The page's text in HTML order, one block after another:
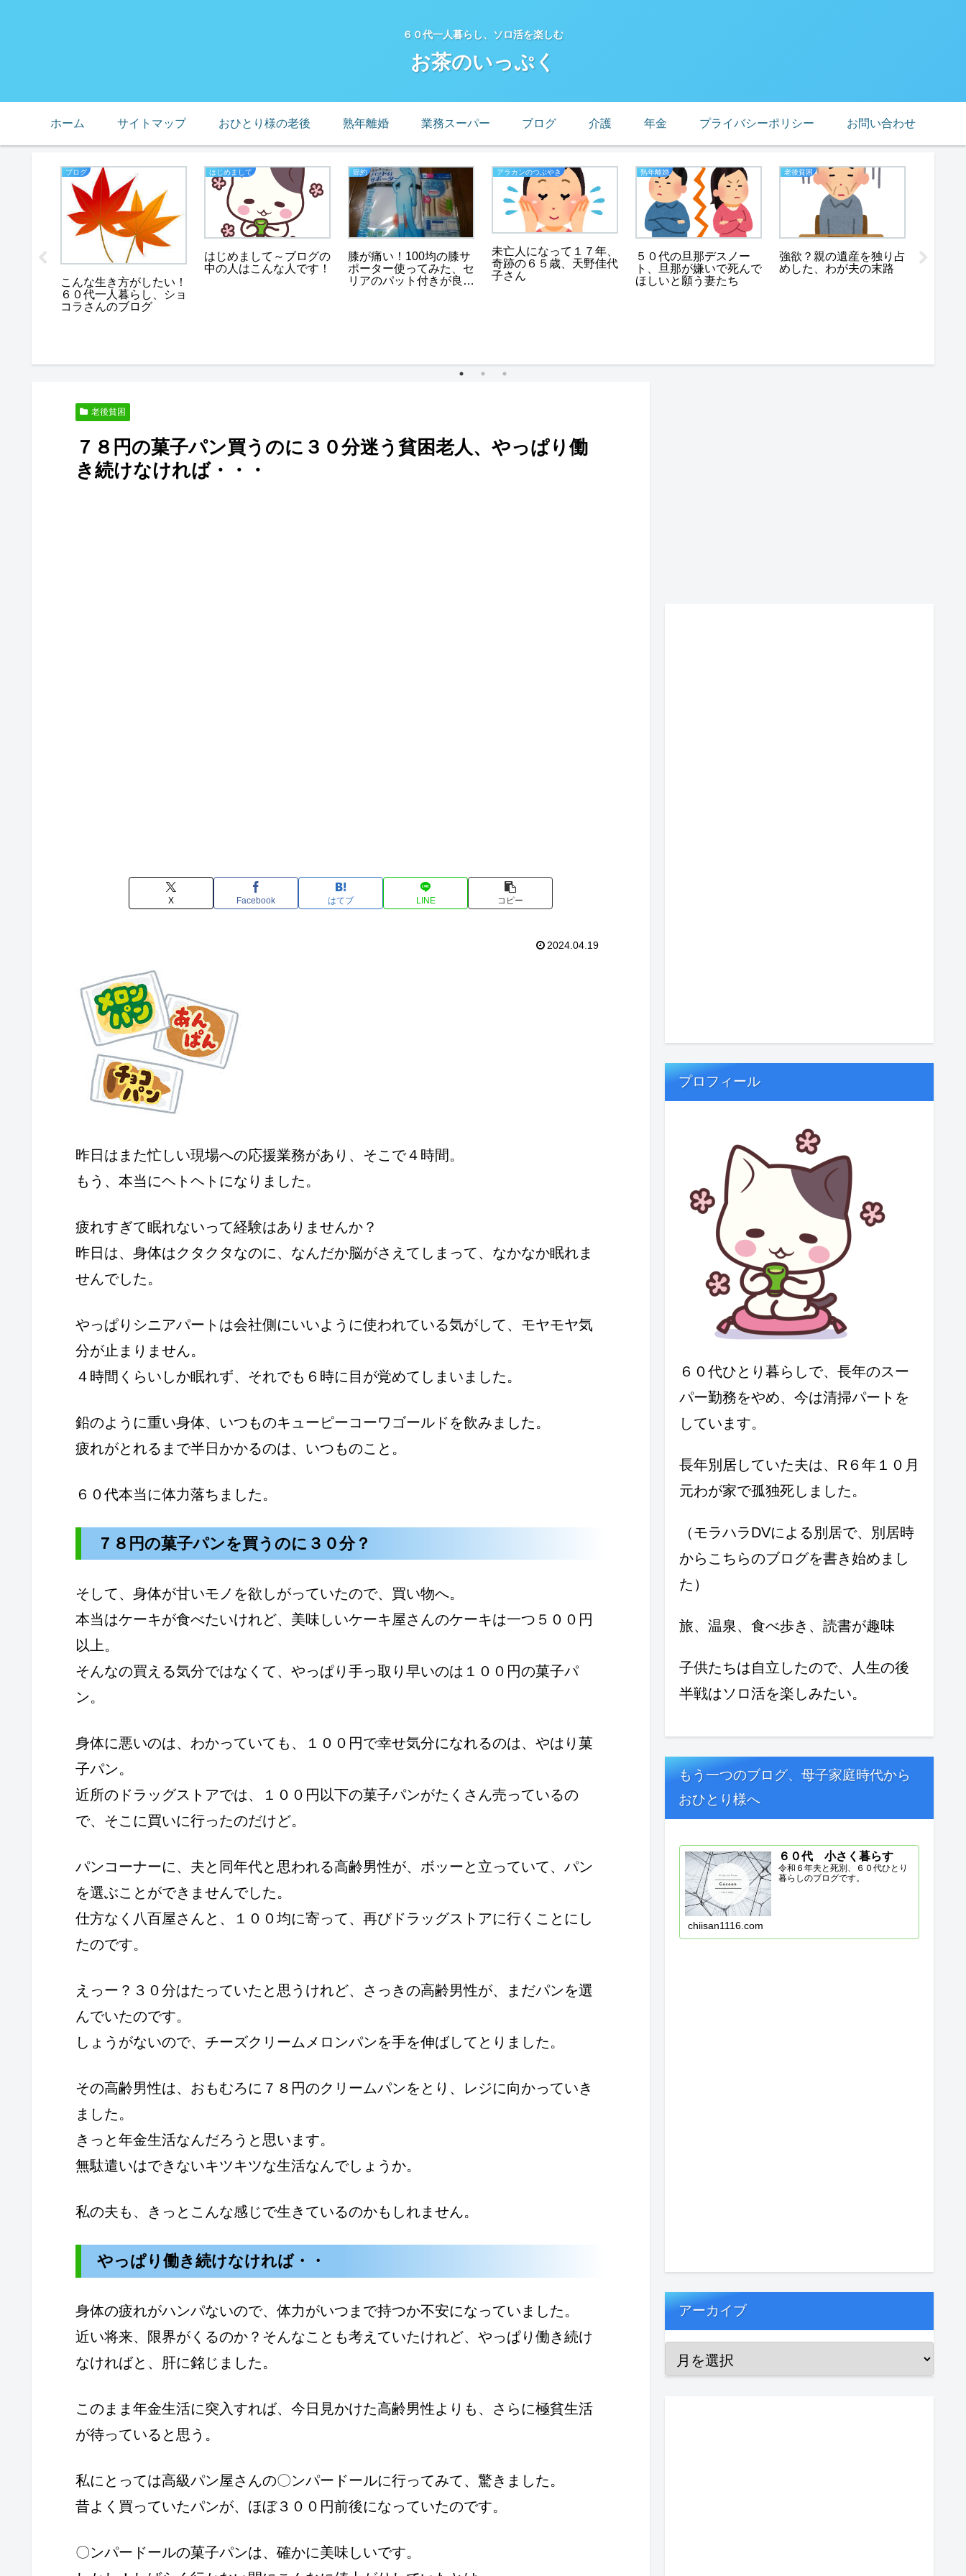
６０代一人暮らし、ソロ活を楽しむ
お茶のいっぷく
ホーム サイトマップ おひとり様の老後 熟年離婚 業務スーパー ブログ 介護 年金 プライバシーポリシー お問い合わせ
ブログ
こんな生き方がしたい！
６０代一人暮らし、ショ
コラさんのブログ
はじめまして
はじめまして～ブログの
中の人はこんな人です！
節約
膝が痛い！100均の膝サ
ポーター使ってみた、セ
リアのパット付きが良
アラカンのつぶやき
未亡人になって１７年、
奇跡の６５歳、天野佳代
子さん
熟年離婚
５０代の旦那デスノー
ト、旦那が嫌いで死んで
ほしいと願う妻たち
老後貧困
強欲？親の遺産を独り占
めした、わが夫の末路
老後貧困
７８円の菓子パン買うのに３０分迷う貧困老人、やっぱり働
き続けなければ・・・
X Facebook はてブ LINE コピー
2024.04.19
昨日はまた忙しい現場への応援業務があり、そこで４時間。
もう、本当にヘトヘトになりました。
疲れすぎて眠れないって経験はありませんか？
昨日は、身体はクタクタなのに、なんだか脳がさえてしまって、なかなか眠れま
せんでした。
やっぱりシニアパートは会社側にいいように使われている気がして、モヤモヤ気
分が止まりません。
４時間くらいしか眠れず、それでも６時に目が覚めてしまいました。
鉛のように重い身体、いつものキューピーコーワゴールドを飲みました。
疲れがとれるまで半日かかるのは、いつものこと。
６０代本当に体力落ちました。
７８円の菓子パンを買うのに３０分？
そして、身体が甘いモノを欲しがっていたので、買い物へ。
本当はケーキが食べたいけれど、美味しいケーキ屋さんのケーキは一つ５００円
以上。
そんなの買える気分ではなくて、やっぱり手っ取り早いのは１００円の菓子パ
ン。
身体に悪いのは、わかっていても、１００円で幸せ気分になれるのは、やはり菓
子パン。
近所のドラッグストアでは、１００円以下の菓子パンがたくさん売っているの
で、そこに買いに行ったのだけど。
パンコーナーに、夫と同年代と思われる高齢男性が、ボッーと立っていて、パン
を選ぶことができませんでした。
仕方なく八百屋さんと、１００均に寄って、再びドラッグストアに行くことにし
たのです。
えっー？３０分はたっていたと思うけれど、さっきの高齢男性が、まだパンを選
んでいたのです。
しょうがないので、チーズクリームメロンパンを手を伸ばしてとりました。
その高齢男性は、おもむろに７８円のクリームパンをとり、レジに向かっていき
ました。
きっと年金生活なんだろうと思います。
無駄遣いはできないキツキツな生活なんでしょうか。
私の夫も、きっとこんな感じで生きているのかもしれません。
やっぱり働き続けなければ・・
身体の疲れがハンパないので、体力がいつまで持つか不安になっていました。
近い将来、限界がくるのか？そんなことも考えていたけれど、やっぱり働き続け
なければと、肝に銘じました。
このまま年金生活に突入すれば、今日見かけた高齢男性よりも、さらに極貧生活
が待っていると思う。
私にとっては高級パン屋さんの〇ンパードールに行ってみて、驚きました。
昔よく買っていたパンが、ほぼ３００円前後になっていたのです。
〇ンパードールの菓子パンは、確かに美味しいです。
プロフィール
６０代ひとり暮らしで、長年のスー
パー勤務をやめ、今は清掃パートを
しています。
長年別居していた夫は、R６年１０月
元わが家で孤独死しました。
（モラハラDVによる別居で、別居時
からこちらのブログを書き始めまし
た）
旅、温泉、食べ歩き、読書が趣味
子供たちは自立したので、人生の後
半戦はソロ活を楽しみたい。
もう一つのブログ、母子家庭時代から
おひとり様へ
６０代 小さく暮らす
令和６年夫と死別、６０代ひとり
暮らしのブログです。
chiisan1116.com
アーカイブ